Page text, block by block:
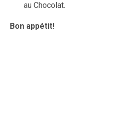
au Chocolat.
Bon appétit!